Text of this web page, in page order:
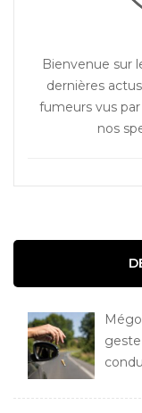
Bienvenue sur
dernières
fumeurs vus
nos